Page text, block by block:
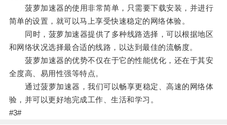
菠萝加速器的使用非常简单，只需要下载安装，并进行
简单的设置，就可以马上享受快速稳定的网络体验。
同时，菠萝加速器提供了多种线路选择，可以根据地区
和网络状况选择最合适的线路，以达到最佳的流畅度。
菠萝加速器的优势不仅在于它的性能优化，还在于其安
全度高、易用性强等特点。
通过菠萝加速器，我们可以畅享更稳定、高速的网络体
验，并可以更好地完成工作、生活和学习。
#3#